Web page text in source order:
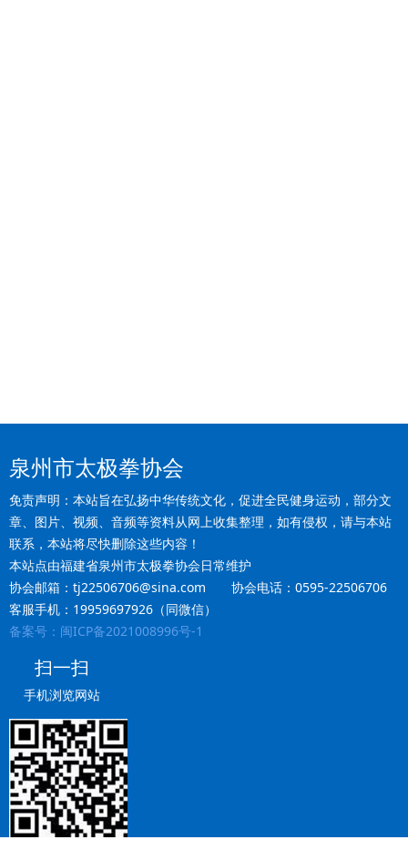
泉州市太极拳协会
免责声明：本站旨在弘扬中华传统文化，促进全民健身运动，部分文
章、图片、视频、音频等资料从网上收集整理，如有侵权，请与本站
联系，本站将尽快删除这些内容！
本站点由福建省泉州市太极拳协会日常维护
协会邮箱：tj22506706@sina.com 协会电话：0595-22506706
客服手机：19959697926（同微信）
备案号：闽ICP备2021008996号-1
扫一扫
手机浏览网站